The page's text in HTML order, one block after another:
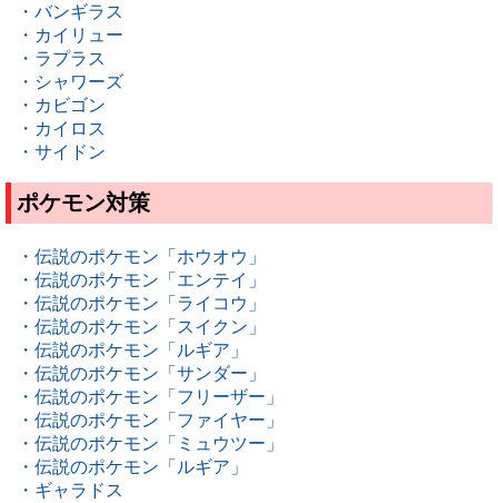
・バンギラス
・カイリュー
・ラプラス
・シャワーズ
・カビゴン
・カイロス
・サイドン
ポケモン対策
・伝説のポケモン「ホウオウ」
・伝説のポケモン「エンテイ」
・伝説のポケモン「ライコウ」
・伝説のポケモン「スイクン」
・伝説のポケモン「ルギア」
・伝説のポケモン「サンダー」
・伝説のポケモン「フリーザー」
・伝説のポケモン「ファイヤー」
・伝説のポケモン「ミュウツー」
・伝説のポケモン「ルギア」
・ギャラドス